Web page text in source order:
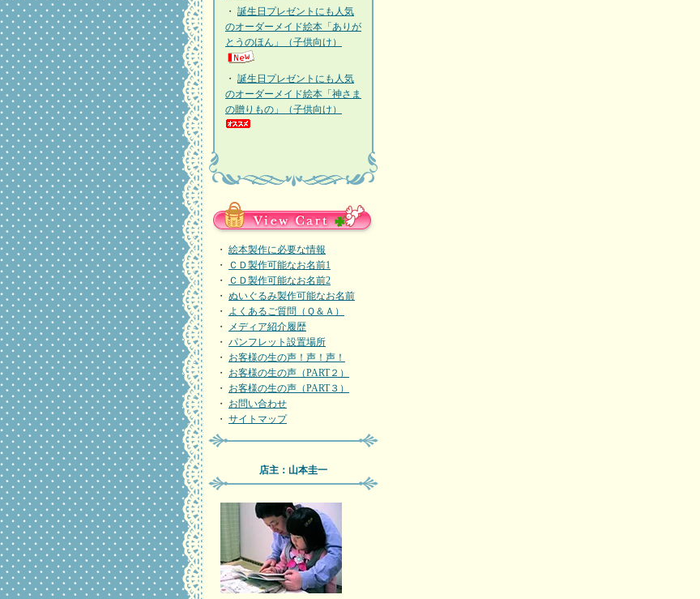
・ 誕生日プレゼントにも人気
のオーダーメイド絵本「ありが
とうのほん」（子供向け）
・ 誕生日プレゼントにも人気
のオーダーメイド絵本「神さま
の贈りもの」（子供向け）
・ 絵本製作に必要な情報
・
ＣＤ製作可能なお名前1
・
ＣＤ製作可能なお名前2
・ ぬいぐるみ製作可能なお名前
・ よくあるご質問（Ｑ＆Ａ）
・
メディア紹介履歴
・ パンフレット設置場所
・ お客様の生の声！声！声！
・ お客様の生の声（PART２）
・ お客様の生の声（PART３）
・ お問い合わせ
・ サイトマップ
店主：山本圭一